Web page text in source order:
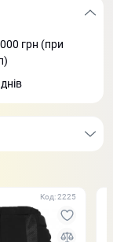
грн (при
Код: 2225